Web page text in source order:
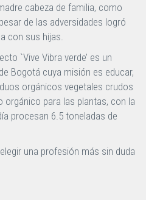
cabeza de familia, como
de las adversidades logró
con sus hijas.
`Vive Vibra verde’ es un
Bogotá cuya misión es educar,
orgánicos vegetales crudos
para las plantas, con la
procesan 6.5 toneladas de
una profesión más sin duda